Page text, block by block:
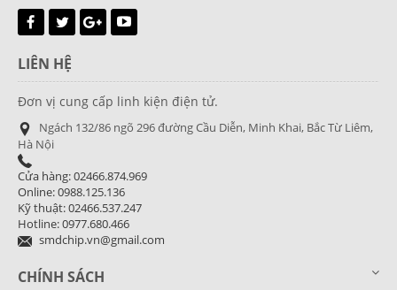
LIÊN HỆ
Đơn vị cung cấp linh kiện điện tử.
Ngách 132/86 ngõ 296 đường Cầu Diễn, Minh Khai, Bắc Từ Liêm,
Hà Nội
Cửa hàng: 02466.874.969
Online: 0988.125.136
Kỹ thuật: 02466.537.247
Hotline: 0977.680.466
smdchip.vn@gmail.com
CHÍNH SÁCH